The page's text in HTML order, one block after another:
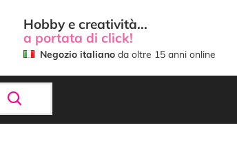
Hobby e creatività...
a portata di click!
Negozio italiano da oltre 15 anni online